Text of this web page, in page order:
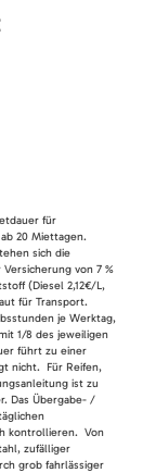
für
20 Miettagen.
sich die
von 7 %
(Diesel 2,12€/L,
für Transport.
je Werktag,
1/8 des jeweiligen
führt zu einer
nicht. Für Reifen,
ist zu
Das Übergabe- /
kontrollieren. Von
zufälliger
grob fahrlässiger